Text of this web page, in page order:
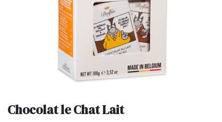
Chocolat le Chat Lait